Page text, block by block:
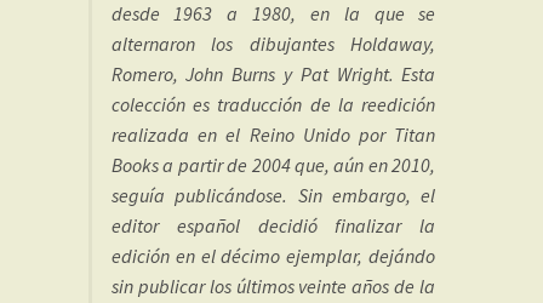
desde 1963 a 1980, en la que se
alternaron los dibujantes Holdaway,
Romero, John Burns y Pat Wright. Esta
colección es traducción de la reedición
realizada en el Reino Unido por Titan
Books a partir de 2004 que, aún en 2010,
seguía publicándose. Sin embargo, el
editor español decidió finalizar la
edición en el décimo ejemplar, dejándo
sin publicar los últimos veinte años de la